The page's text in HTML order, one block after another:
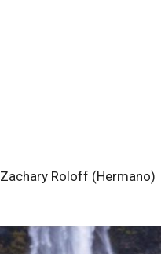
Zachary Roloff (Hermano)